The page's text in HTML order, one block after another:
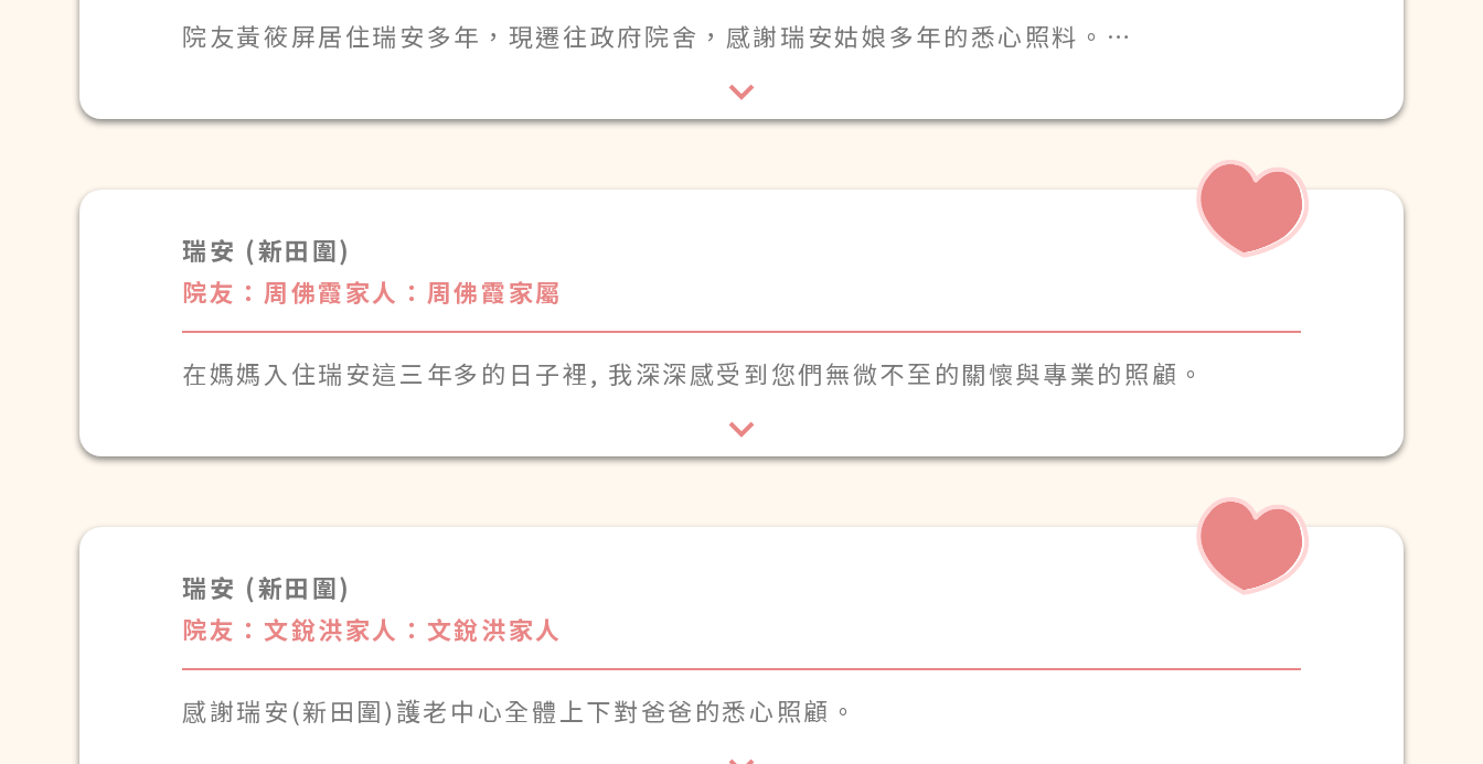
院友黃筱屏居住瑞安多年，現遷往政府院舍，感謝瑞安姑娘多年的悉心照料。
瑞安 (新田圍)
院友：周佛霞家人：周佛霞家屬
在媽媽入住瑞安這三年多的日子裡, 我深深感受到您們無微不至的關懷與專業的照顧。
瑞安 (新田圍)
院友：文銳洪家人：文銳洪家人
感謝瑞安(新田圍)護老中心全體上下對爸爸的悉心照顧。